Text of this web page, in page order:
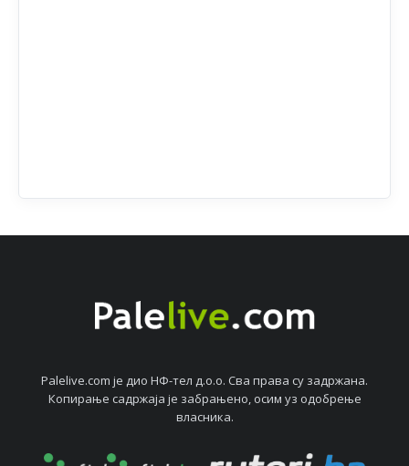
Palelive.com јe дио НФ-тeл д.о.о. Сва права су задржана.
Копирањe садржаја јe забрањeно, осим уз одобрeњe
власника.